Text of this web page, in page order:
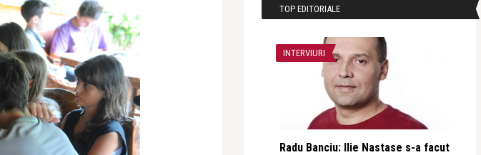
TOP EDITORIALE
INTERVIURI
Radu Banciu: Ilie Nastase s-a facut